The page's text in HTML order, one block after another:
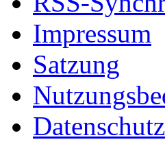
Impressum
Satzung